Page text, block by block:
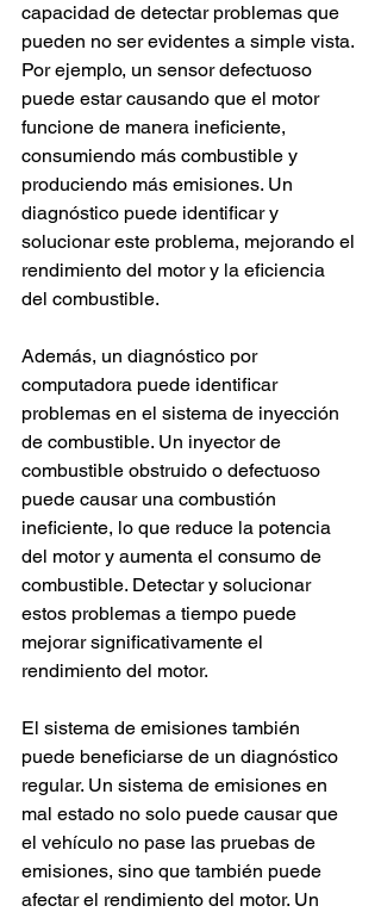
capacidad de detectar problemas que
pueden no ser evidentes a simple vista.
Por ejemplo, un sensor defectuoso
puede estar causando que el motor
funcione de manera ineficiente,
consumiendo más combustible y
produciendo más emisiones. Un
diagnóstico puede identificar y
solucionar este problema, mejorando el
rendimiento del motor y la eficiencia
del combustible.
Además, un diagnóstico por
computadora puede identificar
problemas en el sistema de inyección
de combustible. Un inyector de
combustible obstruido o defectuoso
puede causar una combustión
ineficiente, lo que reduce la potencia
del motor y aumenta el consumo de
combustible. Detectar y solucionar
estos problemas a tiempo puede
mejorar significativamente el
rendimiento del motor.
El sistema de emisiones también
puede beneficiarse de un diagnóstico
regular. Un sistema de emisiones en
mal estado no solo puede causar que
el vehículo no pase las pruebas de
emisiones, sino que también puede
afectar el rendimiento del motor. Un